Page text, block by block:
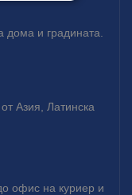
дома и градината.
Азия, Латинска
офис на куриер и